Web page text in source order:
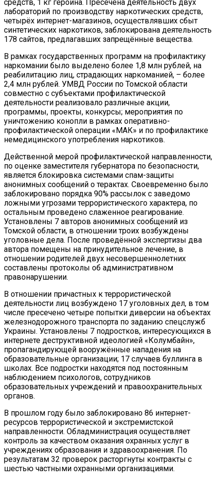
средств, 1 кг героина. Пресечена деятельность двух
лабораторий по производству наркотических средств,
четырёх интернет-магазинов, осуществлявших сбыт
синтетических наркотиков, заблокирована деятельность
178 сайтов, предлагавших запрещённые вещества.
В рамках государственных программ на профилактику
наркомании было выделено более 1,8 млн рублей, на
реабилитацию лиц, страдающих наркоманией, – более
2,4 млн рублей. УМВД России по Томской области
совместно с субъектами профилактической
деятельности реализовало различные акции,
программы, проекты, конкурсы; мероприятия по
уничтожению конопли в рамках оперативно-
профилактической операции «МАК» и по профилактике
немедицинского употребления наркотиков.
Действенной мерой профилактической направленности,
по оценке заместителя губернатора по безопасности,
является блокировка системами спам-защиты
анонимных сообщений о терактах. Своевременно было
заблокировано порядка 90% рассылок с заведомо
ложными угрозами террористического характера, по
остальным проведено слаженное реагирование.
Установлены 7 авторов анонимных сообщений из
Томской области, в отношении троих возбуждены
уголовные дела. После проведённой экспертизы два
автора помещены на принудительное лечение, в
отношении родителей двух несовершеннолетних
составлены протоколы об административном
правонарушении.
В отношении причастных к террористической
деятельности лиц возбуждено 17 уголовных дел, в том
числе пресечено четыре попытки диверсии на объектах
железнодорожного транспорта по заданию спецслужб
Украины. Установлены 7 подростков, интересующихся в
интернете деструктивной идеологией «Колумбайн»,
пропагандирующей вооружённые нападения на
образовательные организации; 17 случаев буллинга в
школах. Все подростки находятся под постоянным
наблюдением психологов, сотрудников
образовательных учреждений и правоохранительных
органов.
В прошлом году было заблокировано 86 интернет-
ресурсов террористической и экстремистской
направленности. Обладминистрация осуществляет
контроль за качеством оказания охранных услуг в
учреждениях образования и здравоохранения. По
результатам 32 проверок расторгнуты контракты с
шестью частными охранными организациями.